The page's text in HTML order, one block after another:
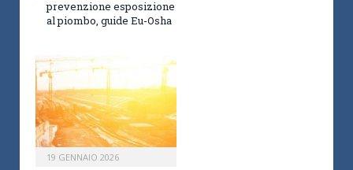
prevenzione esposizione
al piombo, guide Eu-Osha
19 GENNAIO 2026